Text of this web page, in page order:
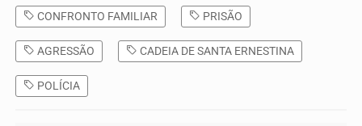
CONFRONTO FAMILIAR PRISÃO
AGRESSÃO CADEIA DE SANTA ERNESTINA
POLÍCIA